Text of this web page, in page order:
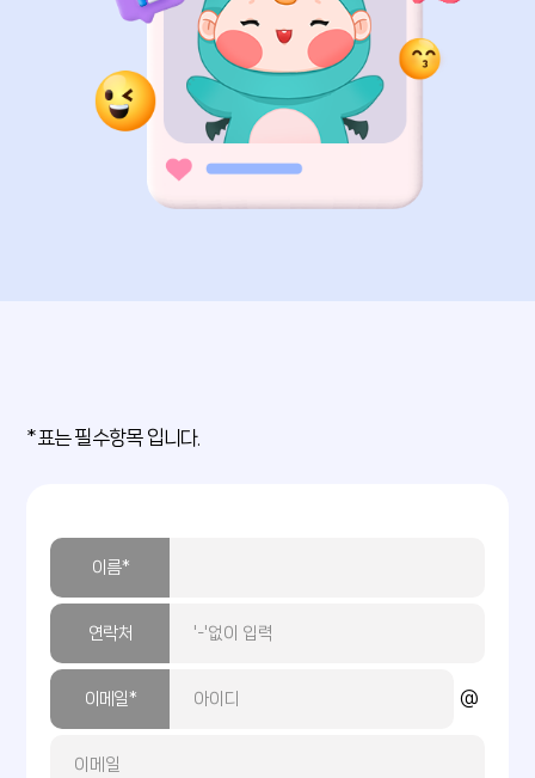
*표는 필수항목 입니다.
이름*
연락처
이메일* @